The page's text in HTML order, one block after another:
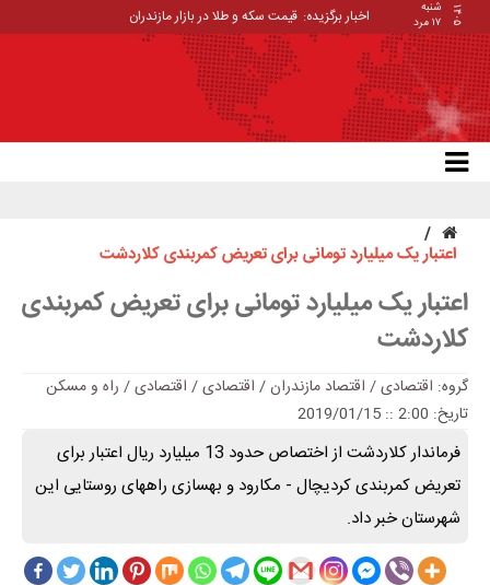
۱۴۰۵
شنبه
۱۷ مرد
اخبار برگزیده: قیمت سکه و طلا در بازار مازندران
اعتبار یک میلیارد تومانی برای تعریض کمربندی کلاردشت
اعتبار یک میلیارد تومانی برای تعریض کمربندی
کلاردشت
گروه: اقتصادی / اقتصاد مازندران/ اقتصادی/ اقتصادی / راه و مسکن
تاریخ: 2:00 :: 2019/01/15
فرماندار کلاردشت از اختصاص حدود 13 میلیارد ریال اعتبار برای
تعریض کمربندی کردیچال - مکارود و بهسازی راههای روستایی این
شهرستان خبر داد.